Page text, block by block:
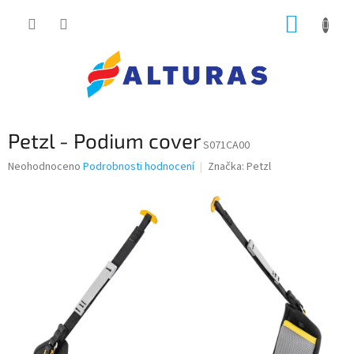
Petzl - Podium coverS071CA00
Průměrné
Neohodnoceno Podrobnosti hodnocení Značka: Petzl